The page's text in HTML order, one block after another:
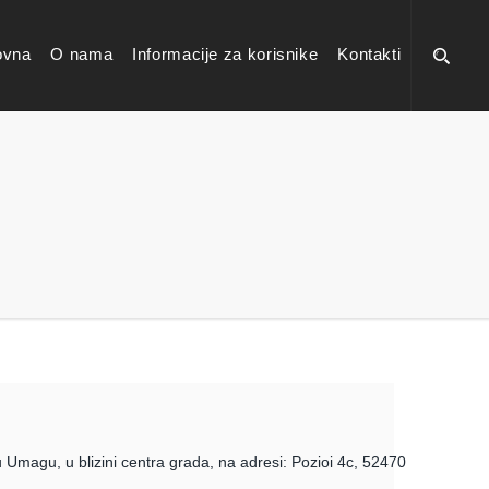
O nama Informacije za korisnike Kontakti
u blizini centra grada, na adresi: Pozioi 4c, 52470